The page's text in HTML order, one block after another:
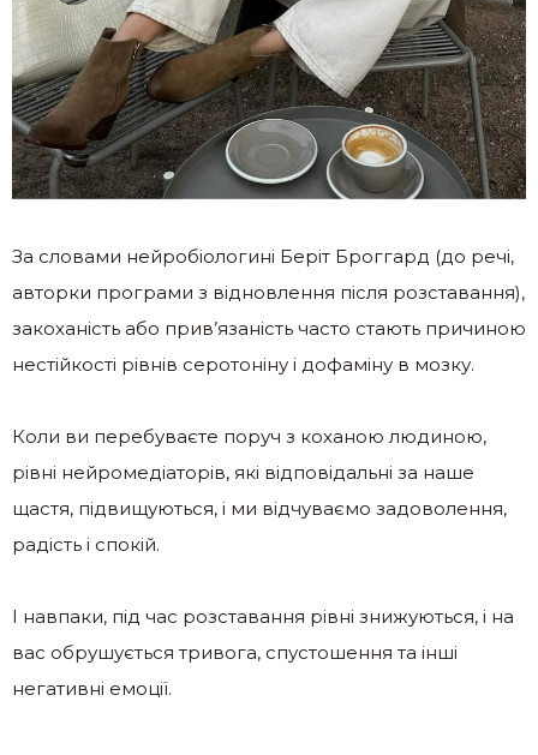
За словами нейробіологині Беріт Броггард (до речі,
авторки програми з відновлення після розставання),
закоханість або прив’язаність часто стають причиною
нестійкості рівнів серотоніну і дофаміну в мозку.
Коли ви перебуваєте поруч з коханою людиною,
рівні нейромедіаторів, які відповідальні за наше
щастя, підвищуються, і ми відчуваємо задоволення,
радість і спокій.
І навпаки, під час розставання рівні знижуються, і на
вас обрушується тривога, спустошення та інші
негативні емоції.